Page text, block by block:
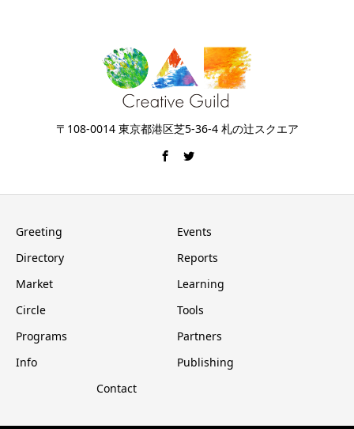
〒108-0014 東京都港区芝5-36-4 札の辻スクエア
Greeting
Events
Directory
Reports
Market
Learning
Circle
Tools
Programs
Partners
Info
Publishing
Contact